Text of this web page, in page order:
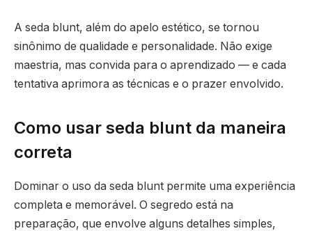
A seda blunt, além do apelo estético, se tornou
sinônimo de qualidade e personalidade. Não exige
maestria, mas convida para o aprendizado — e cada
tentativa aprimora as técnicas e o prazer envolvido.
Como usar seda blunt da maneira
correta
Dominar o uso da seda blunt permite uma experiência
completa e memorável. O segredo está na
preparação, que envolve alguns detalhes simples,